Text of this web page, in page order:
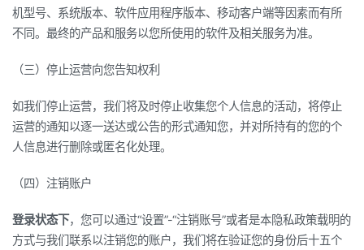
机型号、系统版本、软件应用程序版本、移动客户端等因素而有所
不同。最终的产品和服务以您所使用的软件及相关服务为准。
（三）停止运营向您告知权利
如我们停止运营，我们将及时停止收集您个人信息的活动，将停止
运营的通知以逐一送达或公告的形式通知您，并对所持有的您的个
人信息进行删除或匿名化处理。
（四）注销账户
登录状态下，您可以通过“设置”-“注销账号”或者是本隐私政策载明的
方式与我们联系以注销您的账户，我们将在验证您的身份后十五个